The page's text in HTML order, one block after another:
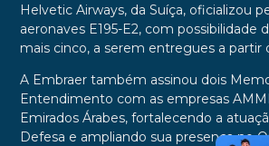
Helvetic Airways, da Suíça, oficializou
aeronaves E195-E2, com possibilidade
mais cinco, a serem entregues a partir
A Embraer também assinou dois
Entendimento com as empresas
Emirados Árabes, fortalecendo a
Defesa e ampliando sua presença no